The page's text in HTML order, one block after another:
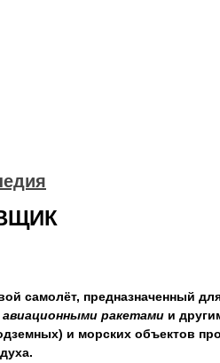
самолёт, предназначенный
ракетами и
и морских объектов